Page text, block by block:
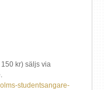
kr) säljs via
studentsangare-